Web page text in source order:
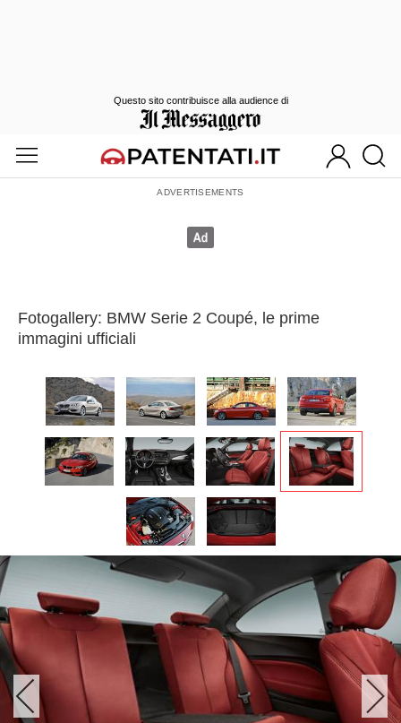
Fotogallery: BMW Serie 2 Coupé, le prime
immagini ufficiali
Questo sito contribuisce alla audience di